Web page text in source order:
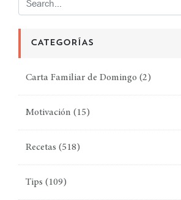
CATEGORÍAS
Carta Familiar de Domingo (2)
Motivación (15)
Recetas (518)
Tips (109)